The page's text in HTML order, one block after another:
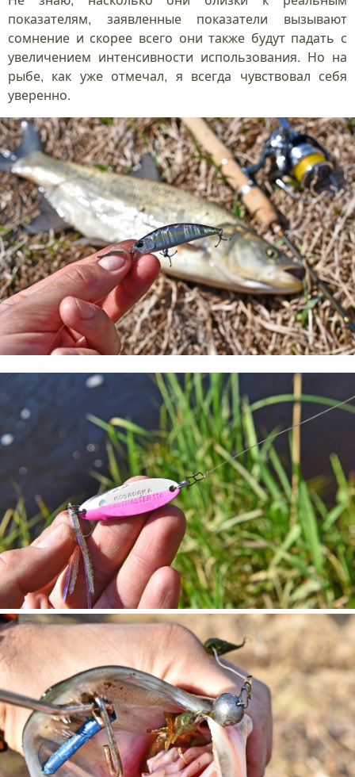
показателям, заявленные показатели вызывают
сомнение и скорее всего они также будут падать с
увеличением интенсивности использования. Но на
рыбе, как уже отмечал, я всегда чувствовал себя
уверенно.